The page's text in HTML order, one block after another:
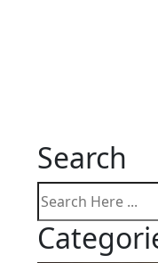
Search